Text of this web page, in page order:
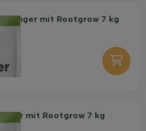
mit Rootgrow 7 kg
mit Rootgrow 7 kg